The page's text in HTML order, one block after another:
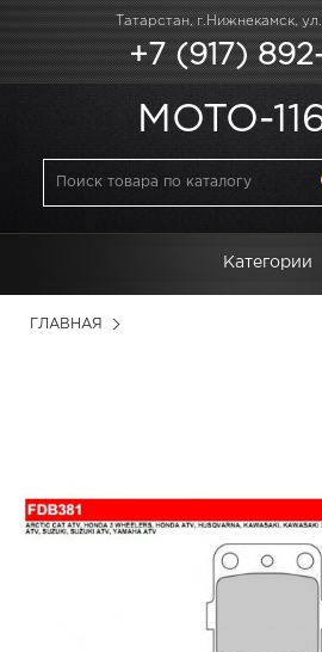
Татарстан, г.Нижнекамск,
+7 (917)
MOTO-
Категории
ГЛАВНАЯ